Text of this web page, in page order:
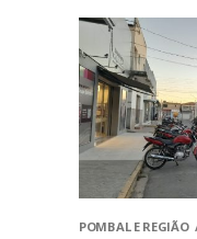
POMBAL E REGIÃO